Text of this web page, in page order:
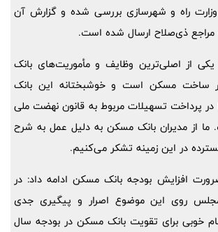
راه و شهرسازی بررسی شده و گزارش آن
مراجع ذی‌صلاح ارسال شده است.
از اصلی‌ترین وظایف و مأموریت‌های بانک
ساخت مسکن است و خوشبختانه این بانک
در پرداخت تسهیلات مربوط به قانون نهضت ملی
از مدیران بانک مسکن به دلیل عمل به شرح
در این زمینه تشکر می‌کنیم.
افزایش بودجه بانک مسکن ادامه داد: در
روی این موضوع اصرار و پیگیری جدی
خوبی برای تقویت بانک مسکن در بودجه سال